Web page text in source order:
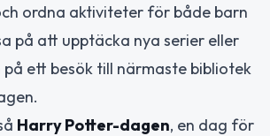
ordna aktiviteter för både barn
på att upptäcka nya serier eller
ett besök till närmaste bibliotek
Harry Potter-dagen, en dag för